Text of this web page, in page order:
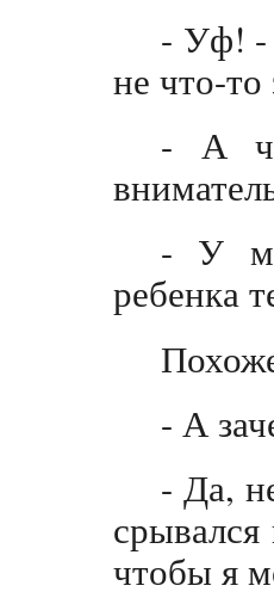
- Уф! -
не что-то
- А
- У
ребенка
- А
- Да,
чтобы я